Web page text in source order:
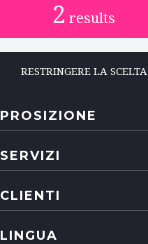
2 results
RESTRINGERE LA SCELTA
PROSIZIONE
SERVIZI
CLIENTI
LINGUA